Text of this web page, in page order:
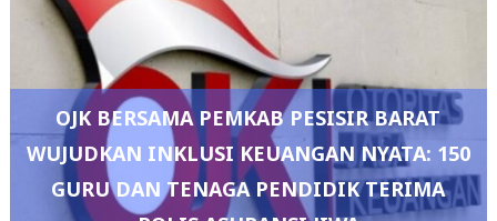
OJK BERSAMA PEMKAB PESISIR BARAT
WUJUDKAN INKLUSI KEUANGAN NYATA: 150
GURU DAN TENAGA PENDIDIK TERIMA